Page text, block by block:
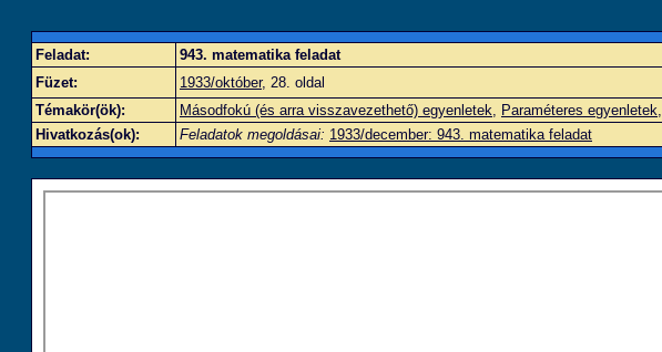
Feladat: 943. matematika feladat
Füzet:
1933/október, 28. oldal
Témakör(ök):
Másodfokú (és arra visszavezethető) egyenletek, Paraméteres egyenletek,
Hivatkozás(ok):
Feladatok megoldásai: 1933/december: 943. matematika feladat